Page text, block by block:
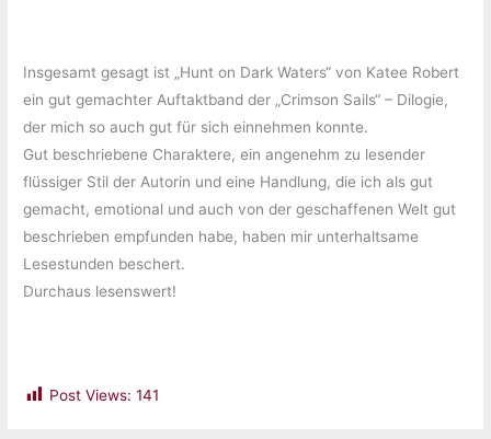
Insgesamt gesagt ist „Hunt on Dark Waters“ von Katee Robert
ein gut gemachter Auftaktband der „Crimson Sails“ – Dilogie,
der mich so auch gut für sich einnehmen konnte.
Gut beschriebene Charaktere, ein angenehm zu lesender
flüssiger Stil der Autorin und eine Handlung, die ich als gut
gemacht, emotional und auch von der geschaffenen Welt gut
beschrieben empfunden habe, haben mir unterhaltsame
Lesestunden beschert.
Durchaus lesenswert!
Post Views: 141